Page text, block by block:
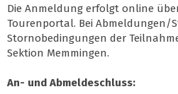
Die Anmeldung erfolgt online
Tourenportal. Bei Abmeldungen/
Stornobedingungen der
Sektion Memmingen.
An- und Abmeldeschluss: